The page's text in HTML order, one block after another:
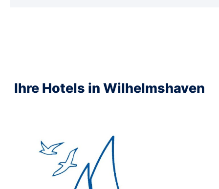
Ihre Hotels in Wilhelmshaven